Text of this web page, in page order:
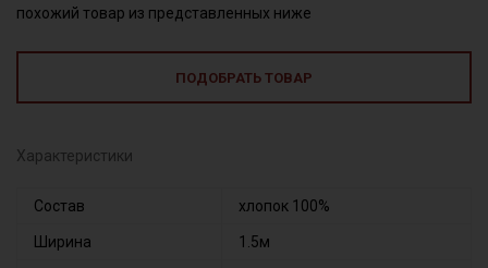
похожий товар из представленных ниже
ПОДОБРАТЬ ТОВАР
Характеристики
Состав хлопок 100%
Ширина 1.5м